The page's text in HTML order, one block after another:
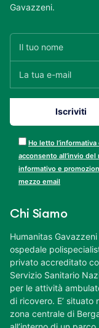
Gavazzeni.
Ho letto l’informativa
acconsento all’invio del
informativo e
mezzo email
Chi Siamo
Humanitas
ospedale
privato accreditato
Servizio Sanitario
per le attività
di ricovero. E’ situato
zona centrale di